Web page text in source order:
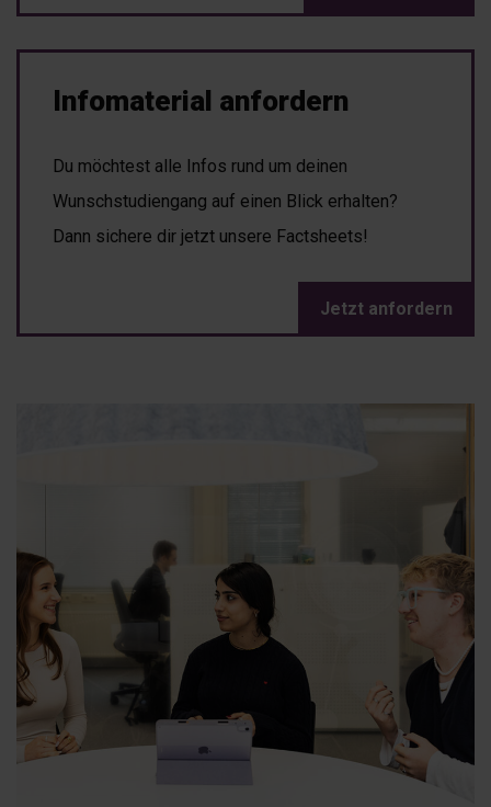
Infomaterial anfordern
Du möchtest alle Infos rund um deinen
Wunschstudiengang auf einen Blick erhalten?
Dann sichere dir jetzt unsere Factsheets!
Jetzt anfordern